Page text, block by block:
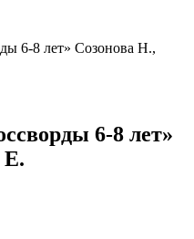
6-8 лет» Созонова Н.,
6-8 лет»
Е.